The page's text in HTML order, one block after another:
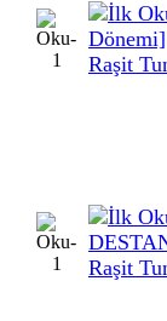
Dönemi]
Raşit
Raşit